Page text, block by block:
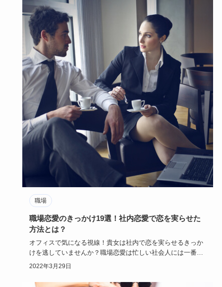
職場
職場恋愛のきっかけ19選！社内恋愛で恋を実らせた
方法とは？
オフィスで気になる視線！貴女は社内で恋を実らせるきっか
けを逃していませんか？職場恋愛は忙しい社会人には一番の
恋の近道でもあ…
2022年3月29日